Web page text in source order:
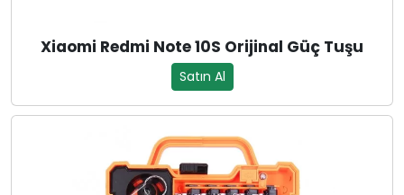
Xiaomi Redmi Note 10S Orijinal Güç Tuşu
Satın Al